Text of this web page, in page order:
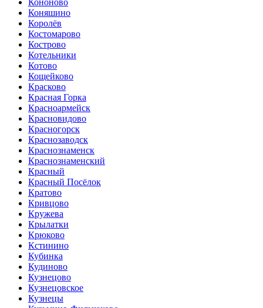
Кононово
Коняшино
Королёв
Костомарово
Кострово
Котельники
Котово
Кощейково
Красково
Красная Горка
Красноармейск
Красновидово
Красногорск
Краснозаводск
Краснознаменск
Краснознаменский
Красный
Красный Посёлок
Кратово
Кривцово
Кружева
Крылатки
Крюково
Кстинино
Кубинка
Кудиново
Кузнецово
Кузнецовское
Кузнецы